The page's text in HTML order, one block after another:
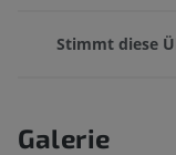
Stimmt diese
Galerie